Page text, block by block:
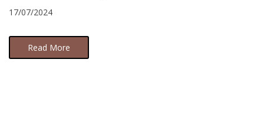
17/07/2024
Read More